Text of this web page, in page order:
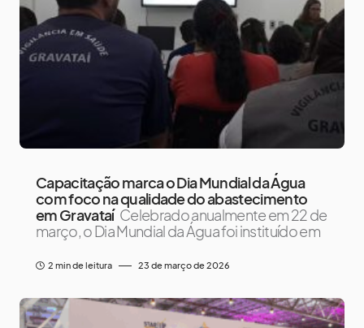
Capacitação marca o Dia Mundial da Água
com foco na qualidade do abastecimento
em Gravataí Celebrado anualmente em 22 de
março, o Dia Mundial da Água foi instituído em
2 min de leitura 23 de março de 2026